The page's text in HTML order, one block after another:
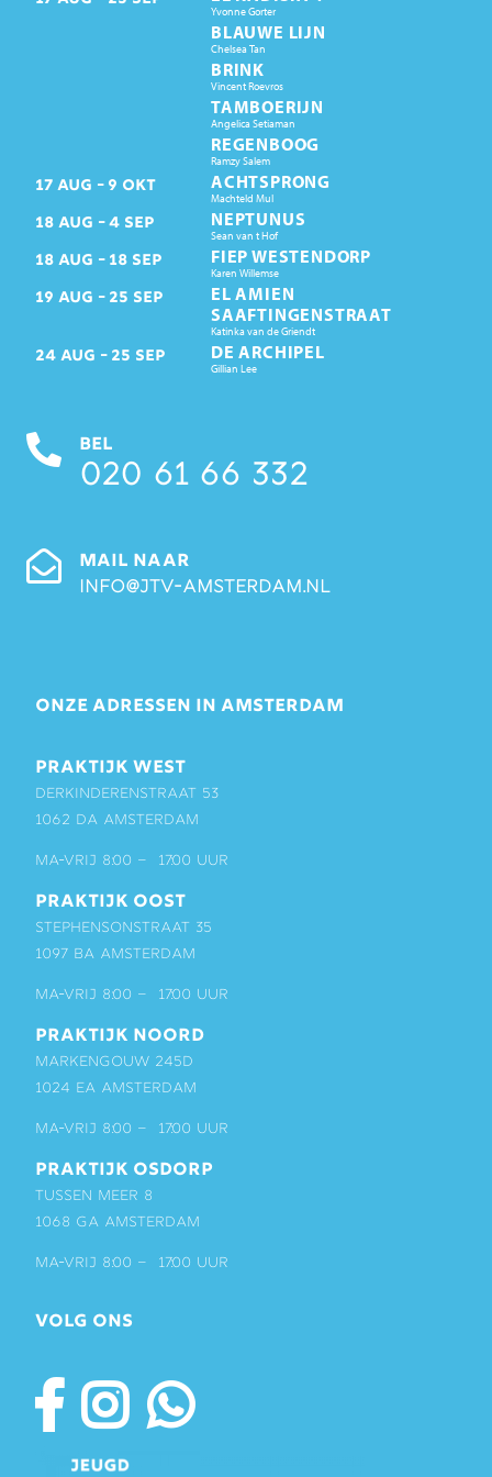
Yvonne Gorter
BLAUWE LIJN
Chelsea Tan
BRINK
Vincent Roevros
TAMBOERIJN
Angelica Setiaman
REGENBOOG
Ramzy Salem
17 AUG 9 OKT ACHTSPRONG
Machteld Mul
18 AUG 4 SEP NEPTUNUS
Sean van t Hof
18 AUG 18 SEP FIEP WESTENDORP
Karen Willemse
19 AUG 25 SEP
EL AMIEN
SAAFTINGENSTRAAT
Katinka van de Griendt
24 AUG 25 SEP DE ARCHIPEL
Gillian Lee
BEL
020 61 66 332
MAIL NAAR
info@jtv-amsterdam.nl
ONZE ADRESSEN IN AMSTERDAM
PRAKTIJK WEST
Derkinderenstraat 53
1062 DA Amsterdam
ma-vrij 8:00 – 17:00 uur
PRAKTIJK OOST
Stephensonstraat 35
1097 BA Amsterdam
ma-vrij 8:00 – 17:00 uur
PRAKTIJK NOORD
Markengouw 245D
1024 EA Amsterdam
ma-vrij 8:00 – 17:00 uur
PRAKTIJK OSDORP
Tussen Meer 8
1068 GA Amsterdam
ma-vrij 8:00 – 17:00 uur
VOLG ONS